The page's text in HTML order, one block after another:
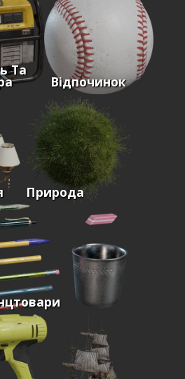
Та
Відпочинок
Природа